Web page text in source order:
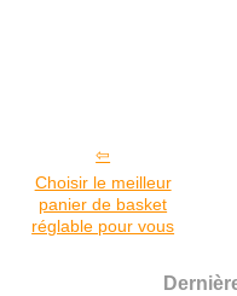
Choisir le meilleur
panier de basket
réglable pour vous